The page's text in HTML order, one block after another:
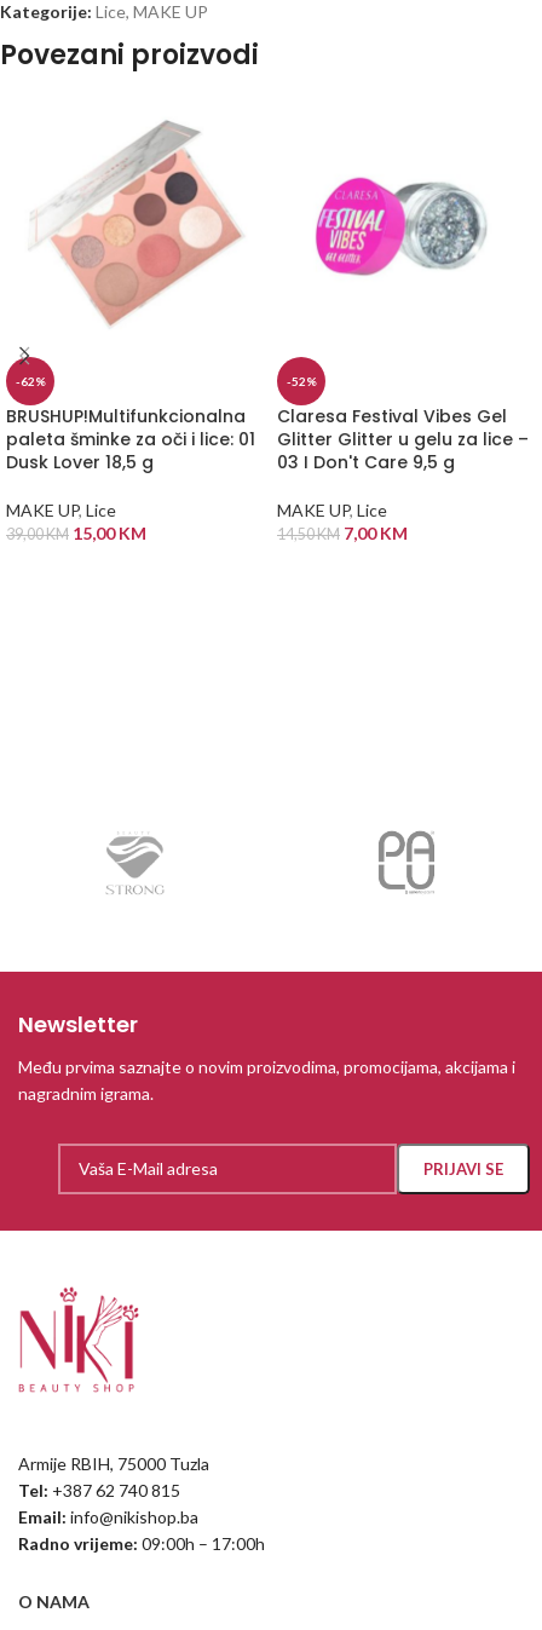
Kategorije: Lice, MAKE UP
Povezani proizvodi
-62%
BRUSHUP!Multifunkcionalna
paleta šminke za oči i lice: 01
Dusk Lover 18,5 g
MAKE UP, Lice
39,00KM 15,00KM
-52%
Claresa Festival Vibes Gel
Glitter Glitter u gelu za lice –
03 I Don't Care 9,5 g
MAKE UP, Lice
14,50KM 7,00KM
Newsletter
Među prvima saznajte o novim proizvodima, promocijama, akcijama i
nagradnim igrama.
Armije RBIH, 75000 Tuzla
Tel: +387 62 740 815
Email: info@nikishop.ba
Radno vrijeme: 09:00h – 17:00h
O NAMA